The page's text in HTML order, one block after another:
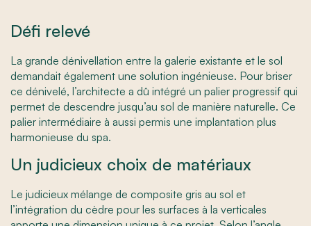
Défi relevé
La grande dénivellation entre la galerie existante et le sol
demandait également une solution ingénieuse. Pour briser
ce dénivelé, l’architecte a dû intégré un palier progressif qui
permet de descendre jusqu’au sol de manière naturelle. Ce
palier intermédiaire à aussi permis une implantation plus
harmonieuse du spa.
Un judicieux choix de matériaux
Le judicieux mélange de composite gris au sol et
l’intégration du cèdre pour les surfaces à la verticales